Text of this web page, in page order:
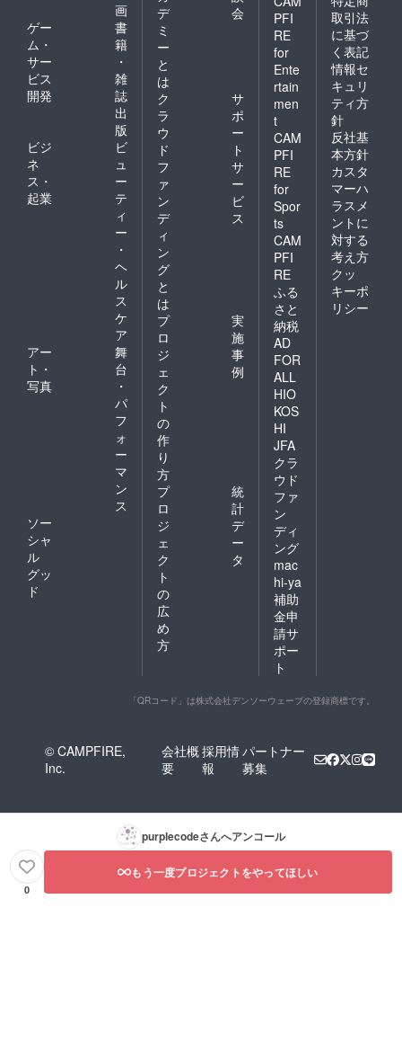
画
ゲー
ム・
サー
ビス
開発
書
籍
・
雑
誌
出
版
ビジ
ネ
ス・
起業
ビ
ュ
ー
テ
ィ
ー
・
ヘ
ル
ス
ケ
ア
アー
ト・
写真
舞
台
・
パ
フ
ォ
ー
マ
ン
ス
ソー
シャ
ル
グッ
ド
デ
ミ
ー
と
は
会
ク
ラ
ウ
ド
フ
ァ
ン
デ
ィ
ン
グ
と
は
サ
ポ
ー
ト
サ
ー
ビ
ス
プ
ロ
ジ
ェ
ク
ト
の
作
り
方
実
施
事
例
プ
ロ
ジ
ェ
ク
ト
の
広
め
方
統
計
デ
ー
タ
PFI
RE
for
Ente
rtain
men
t
CAM
PFI
RE
for
Spor
ts
CAM
PFI
RE
ふる
さと
納税
AD
FOR
ALL
HIO
KOS
HI
JFA
クラ
ウド
ファ
ン
ディ
ング
mac
hi-ya
補助
金申
請サ
ポー
ト
取引法
に基づ
く表記
情報セ
キュリ
ティ方
針
反社基
本方針
カスタ
マーハ
ラスメ
ントに
対する
考え方
クッ
キーポ
リシー
「QRコード」は株式会社デンソーウェーブの登録商標です。
© CAMPFIRE,
Inc.
会社概
要
採用情
報
パートナー
募集
purplecodeさんへアンコール
0
もう一度プロジェクトをやってほしい